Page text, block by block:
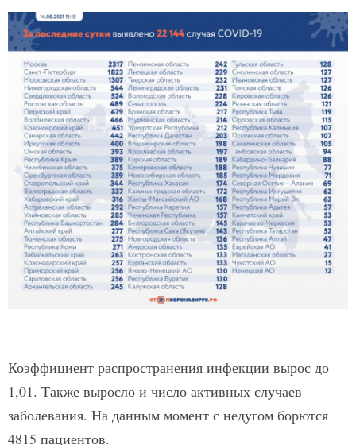
Коэффициент распространения инфекции вырос до
1,01. Также выросло и число активных случаев
заболевания. На данным момент с недугом борются
4815 пациентов.